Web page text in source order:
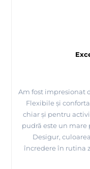
Am fost impresionat
Flexibile și
chiar și pentru
pudră este un
Desigur,
încredere în rutina